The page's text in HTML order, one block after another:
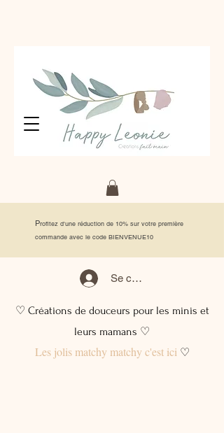
Profitez d'une réduction de 10% sur votre première
commande avec le code BIENVENUE10
Se connecter
♡ Créations de douceurs pour les minis et
leurs mamans ♡
Les jolis matchy matchy c'est ici♡